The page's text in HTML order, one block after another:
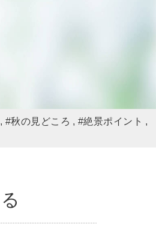
#秋の見どころ #絶景ポイント